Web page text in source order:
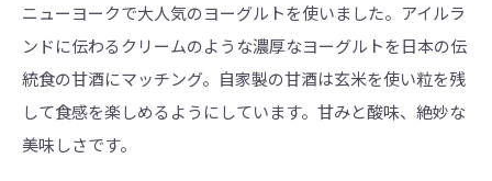
ニューヨークで大人気のヨーグルトを使いました。アイルラ
ンドに伝わるクリームのような濃厚なヨーグルトを日本の伝
統食の甘酒にマッチング。自家製の甘酒は玄米を使い粒を残
して食感を楽しめるようにしています。甘みと酸味、絶妙な
美味しさです。